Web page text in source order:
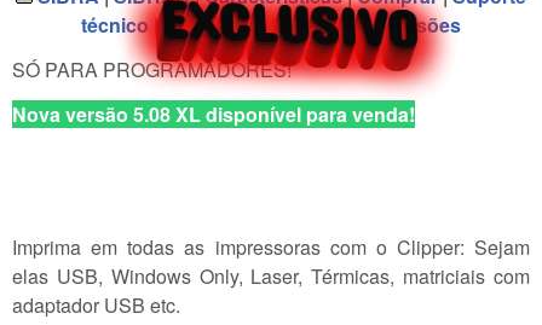
EXCLUSIVO
EXCLUSIVO
EXCLUSIVO
EXCLUSIVO
EXCLUSIVO
EXCLUSIVO
EXCLUSIVO
EXCLUSIVO
EXCLUSIVO
técnico |Download | Histórico de versões
SÓ PARA PROGRAMADORES!
Nova versão 5.08 XL disponível para venda!
Imprima em todas as impressoras com o Clipper: Sejam
elas USB, Windows Only, Laser, Térmicas, matriciais com
adaptador USB etc.